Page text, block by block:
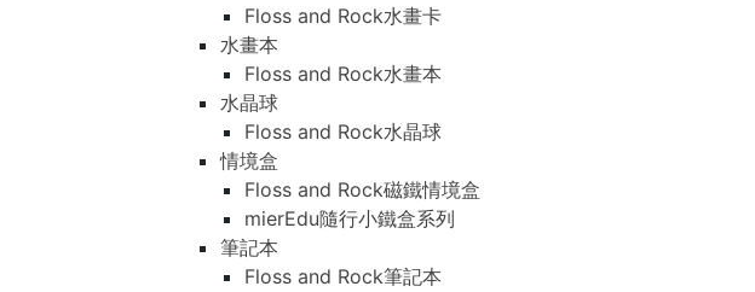
Floss and Rock水畫卡
水畫本
Floss and Rock水畫本
水晶球
Floss and Rock水晶球
情境盒
Floss and Rock磁鐵情境盒
mierEdu隨行小鐵盒系列
筆記本
Floss and Rock筆記本